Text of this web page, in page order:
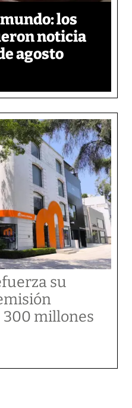
los
noticia
agosto
su
millones